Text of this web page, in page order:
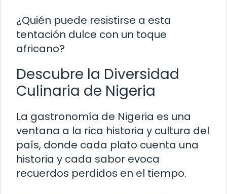
¿Quién puede resistirse a esta
tentación dulce con un toque
africano?
Descubre la Diversidad
Culinaria de Nigeria
La gastronomía de Nigeria es una
ventana a la rica historia y cultura del
país, donde cada plato cuenta una
historia y cada sabor evoca
recuerdos perdidos en el tiempo.